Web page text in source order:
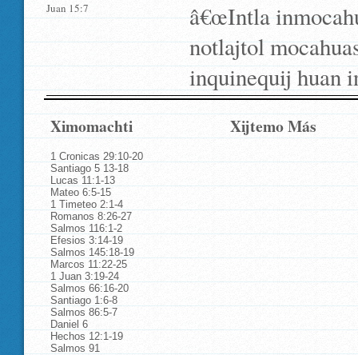
Juan 15:7
â€œIntla
notlajtol
inquinequij huan
Ximomachti Xijtemo Más
1 Cronicas 29:10-20
Santiago 5 13-18
Lucas 11:1-13
Mateo 6:5-15
1 Timeteo 2:1-4
Romanos 8:26-27
Salmos 116:1-2
Efesios 3:14-19
Salmos 145:18-19
Marcos 11:22-25
1 Juan 3:19-24
Salmos 66:16-20
Santiago 1:6-8
Salmos 86:5-7
Daniel 6
Hechos 12:1-19
Salmos 91